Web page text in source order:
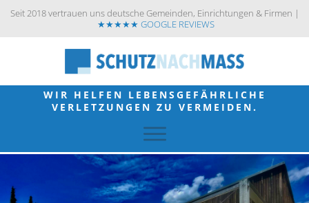
Seit 2018 vertrauen uns deutsche Gemeinden, Einrichtungen & Firmen |
★★★★★ GOOGLE REVIEWS
WIR HELFEN LEBENSGEFÄHRLICHE
VERLETZUNGEN ZU VERMEIDEN.